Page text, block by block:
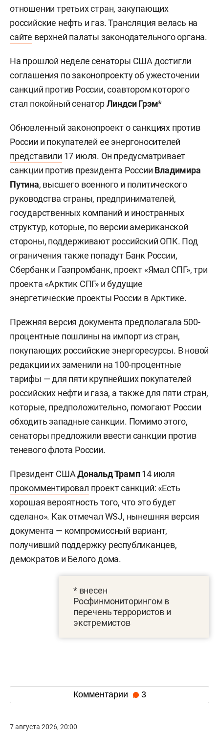
отношении третьих стран, закупающих
российские нефть и газ. Трансляция велась на
сайте верхней палаты законодательного органа.
На прошлой неделе сенаторы США достигли
соглашения по законопроекту об ужесточении
санкций против России, соавтором которого
стал покойный сенаторЛиндси Грэм*
Обновленный законопроект о санкциях против
России и покупателей ее энергоносителей
представили 17 июля. Он предусматривает
санкции против президента России Владимира
Путина, высшего военного и политического
руководства страны, предпринимателей,
государственных компаний и иностранных
структур, которые, по версии американской
стороны, поддерживают российский ОПК. Под
ограничения также попадут Банк России,
Сбербанк и Газпромбанк, проект «Ямал СПГ», три
проекта «Арктик СПГ» и будущие
энергетические проекты России в Арктике.
Прежняя версия документа предполагала 500-
процентные пошлины на импорт из стран,
покупающих российские энергоресурсы. В новой
редакции их заменили на 100-процентные
тарифы — для пяти крупнейших покупателей
российских нефти и газа, а также для пяти стран,
которые, предположительно, помогают России
обходить западные санкции. Помимо этого,
сенаторы предложили ввести санкции против
теневого флота России.
Президент СШАДональд Трамп14 июля
прокомментировал проект санкций: «Есть
хорошая вероятность того, что это будет
сделано». Как отмечал WSJ, нынешняя версия
документа — компромиссный вариант,
получивший поддержку республиканцев,
демократов и Белого дома.
* внесен
Росфинмониторингом в
перечень террористов и
экстремистов
Комментарии 3
7 августа 2026, 20:00